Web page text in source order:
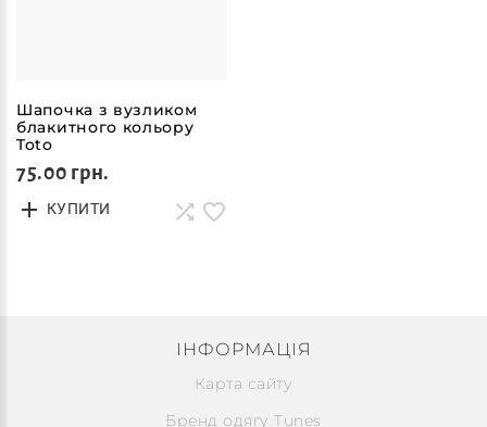
Шапочка з вузликом
блакитного кольору
Toto
75.00 грн.
КУПИТИ
ІНФОРМАЦІЯ
Карта сайту
Бренд одягу Tunes